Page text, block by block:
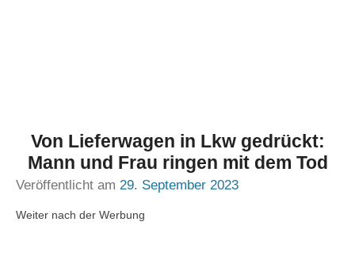
Von Lieferwagen in Lkw gedrückt:
Mann und Frau ringen mit dem Tod
Veröffentlicht am 29. September 2023
Weiter nach der Werbung